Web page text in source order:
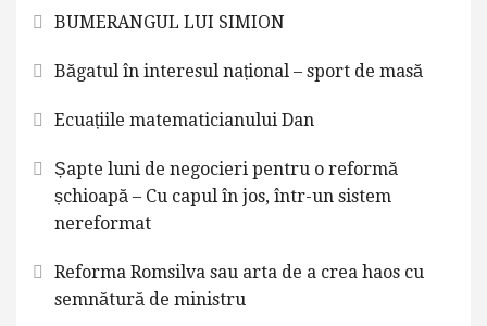
BUMERANGUL LUI SIMION
Băgatul în interesul național – sport de masă
Ecuațiile matematicianului Dan
Șapte luni de negocieri pentru o reformă
șchioapă – Cu capul în jos, într-un sistem
nereformat
Reforma Romsilva sau arta de a crea haos cu
semnătură de ministru